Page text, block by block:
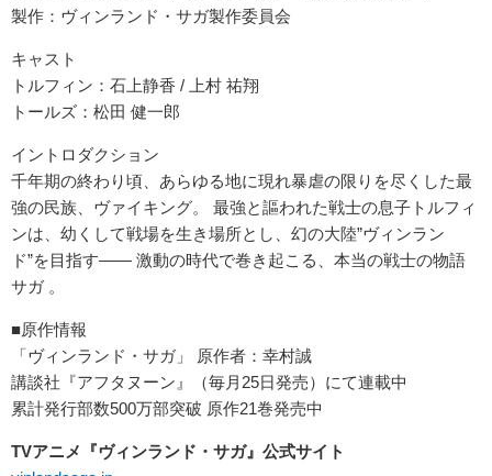
製作：ヴィンランド・サガ製作委員会
キャスト
トルフィン：石上静香 / 上村 祐翔
トールズ：松田 健一郎
イントロダクション
千年期の終わり頃、あらゆる地に現れ暴虐の限りを尽くした最
強の民族、ヴァイキング。 最強と謳われた戦士の息子トルフィ
ンは、幼くして戦場を生き場所とし、幻の大陸”ヴィンラン
ド”を目指す―― 激動の時代で巻き起こる、本当の戦士の物語
サガ 。
■原作情報
「ヴィンランド・サガ」 原作者：幸村誠
講談社『アフタヌーン』（毎月25日発売）にて連載中
累計発行部数500万部突破 原作21巻発売中
TVアニメ『ヴィンランド・サガ』公式サイト